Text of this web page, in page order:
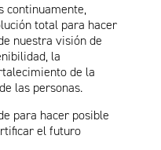
continuamente,
total para hacer
nuestra visión de
la
de la
las personas.
para hacer posible
el futuro